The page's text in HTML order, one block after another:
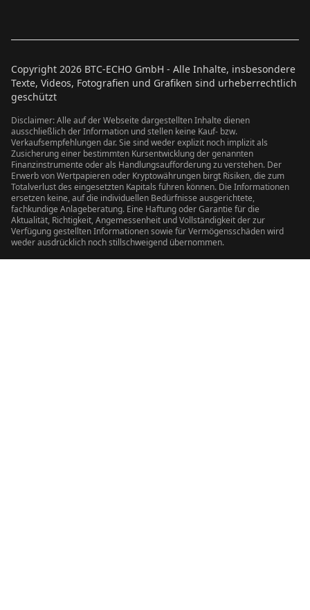
Copyright 2026 BTC-ECHO GmbH - Alle Inhalte, insbesondere
Texte, Videos, Fotografien und Grafiken sind urheberrechtlich
geschützt
Disclaimer: Alle auf der Webseite dargestellten Inhalte dienen
ausschließlich der Information und stellen keine Kauf- bzw.
Verkaufsempfehlungen dar. Sie sind weder explizit noch implizit als
Zusicherung einer bestimmten Kursentwicklung der genannten
Finanzinstrumente oder als Handlungsaufforderung zu verstehen. Der
Erwerb von Wertpapieren oder Kryptowährungen birgt Risiken, die zum
Totalverlust des eingesetzten Kapitals führen können. Die Informationen
ersetzen keine, auf die individuellen Bedürfnisse ausgerichtete,
fachkundige Anlageberatung. Eine Haftung oder Garantie für die
Aktualität, Richtigkeit, Angemessenheit und Vollständigkeit der zur
Verfügung gestellten Informationen sowie für Vermögensschäden wird
weder ausdrücklich noch stillschweigend übernommen.